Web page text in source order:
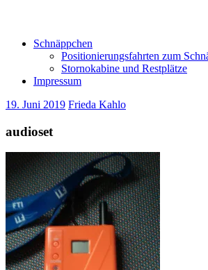
Schnäppchen
Positionierungsfahrten zum
Stornokabine und Restplätze
Impressum
19. Juni 2019 Frieda Kahlo
audioset